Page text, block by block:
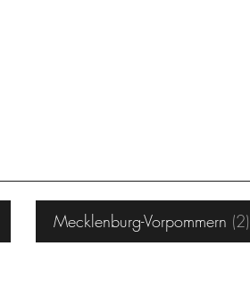
Mecklenburg-Vorpommern 2